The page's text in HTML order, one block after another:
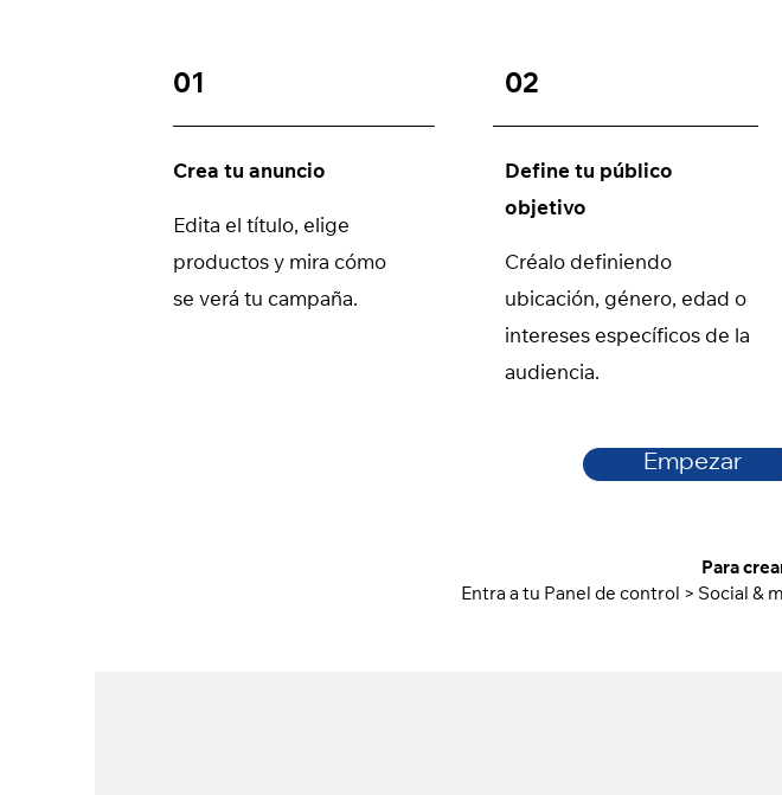
01
Crea tu anuncio
Edita el título, elige
productos y mira cómo
se verá tu campaña.
02
Define tu público
objetivo
Créalo definiendo
ubicación, género, edad o
intereses específicos de la
audiencia.
Empezar
Para
Entra a tu Panel de control > Social &